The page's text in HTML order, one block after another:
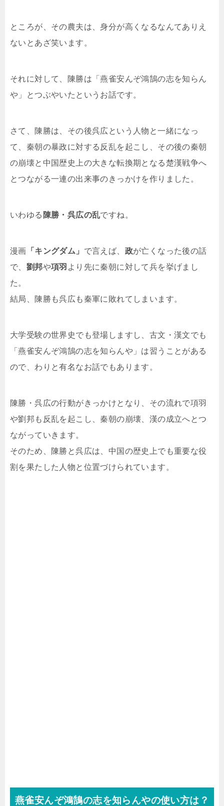
ところが、その農夫は、身分が高くなるなんてありえ
ないとあざ笑います。
それに対して、陳勝は「燕雀安んぞ鴻鵠の志を知らん
や」とつぶやいたというお話です。
さて、陳勝は、その後呉広という人物と一緒になっ
て、秦朝の暴政に対する反乱を起こし、その後の秦朝
の崩壊と中国歴史上の大きな転換期となる楚漢戦争へ
とつながる一連の出来事のきっかけを作りました。
いわゆる 陳勝・呉広の乱ですね。
漫画 「キングダム」 で言えば、 政が亡くなった後の話
で、 劉邦や項羽 より先に秦朝に対して兵を挙げまし
た。
結局、陳勝も呉広も秦軍に敗れてしまいます。
大学受験の世界史でも登場しますし、古文・漢文でも
「燕雀安んぞ鴻鵠の志を知らんや」は習うことがある
ので、わりと有名なお話でもあります。
陳勝・呉広の行動がきっかけとなり、その流れで項羽
や劉邦も反乱を起こし、秦朝の崩壊、漢の成立へとつ
ながっていきます。
そのため、陳勝と呉広は、中国の歴史上でも重要な役
割を果たした人物と位置づけられています。
燕雀安んぞ鴻鵠の志を知らんやの使い方は？